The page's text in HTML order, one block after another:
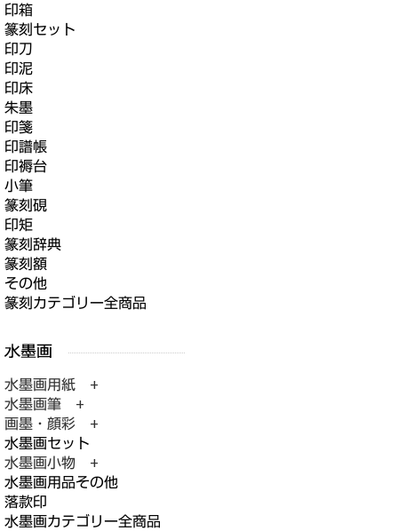
印箱
篆刻セット
印刀
印泥
印床
朱墨
印箋
印譜帳
印褥台
小筆
篆刻硯
印矩
篆刻辞典
篆刻額
その他
篆刻カテゴリー全商品
水墨画用紙 +
水墨画筆 +
画墨・顔彩 +
水墨画セット
水墨画小物 +
水墨画用品その他
落款印
水墨画カテゴリー全商品